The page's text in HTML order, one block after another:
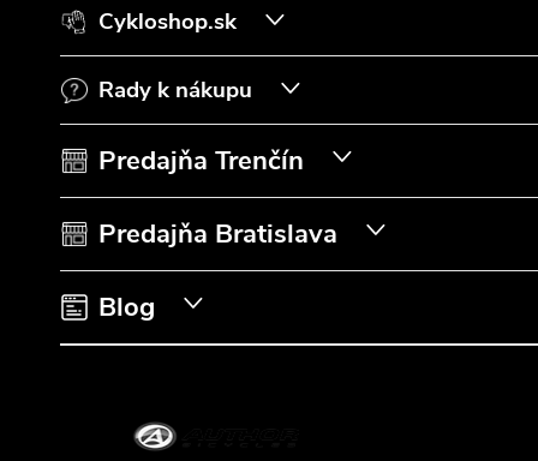
Cykloshop.sk
Rady k nákupu
Predajňa Trenčín
Predajňa Bratislava
Blog